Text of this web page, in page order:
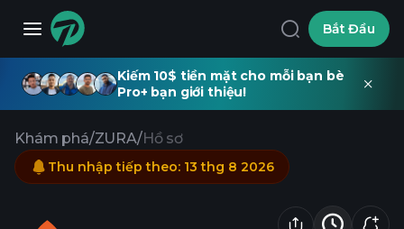
Bắt Đầu
Kiếm 10$ tiền mặt cho mỗi bạn bè
Pro+ bạn giới thiệu!
Khám phá/ZURA/Hồ sơ
Thu nhập tiếp theo: 13 thg 8 2026